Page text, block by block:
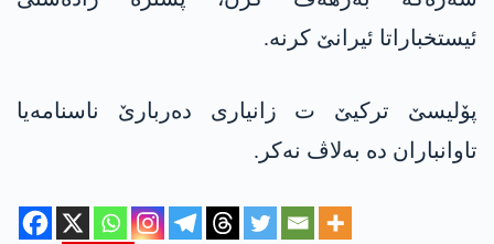
ئیستخباراتا ئیرانێ کرنە.
پۆلیسێ ترکیێ ت زانیاری دەربارێ ناسنامەیا
تاوانباران دە بەلاڤ نەکر.